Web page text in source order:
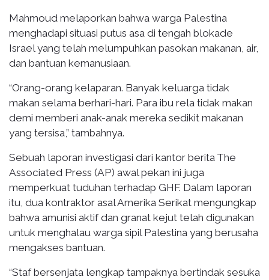
Mahmoud melaporkan bahwa warga Palestina
menghadapi situasi putus asa di tengah blokade
Israel yang telah melumpuhkan pasokan makanan, air,
dan bantuan kemanusiaan.
“Orang-orang kelaparan. Banyak keluarga tidak
makan selama berhari-hari. Para ibu rela tidak makan
demi memberi anak-anak mereka sedikit makanan
yang tersisa,” tambahnya.
Sebuah laporan investigasi dari kantor berita The
Associated Press (AP) awal pekan ini juga
memperkuat tuduhan terhadap GHF. Dalam laporan
itu, dua kontraktor asal Amerika Serikat mengungkap
bahwa amunisi aktif dan granat kejut telah digunakan
untuk menghalau warga sipil Palestina yang berusaha
mengakses bantuan.
“Staf bersenjata lengkap tampaknya bertindak sesuka